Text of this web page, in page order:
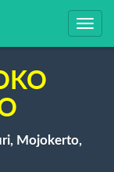
Mojokerto,